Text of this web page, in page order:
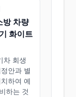
방 차량
화이트
차 회생
안과 별
하여 예
하는 것